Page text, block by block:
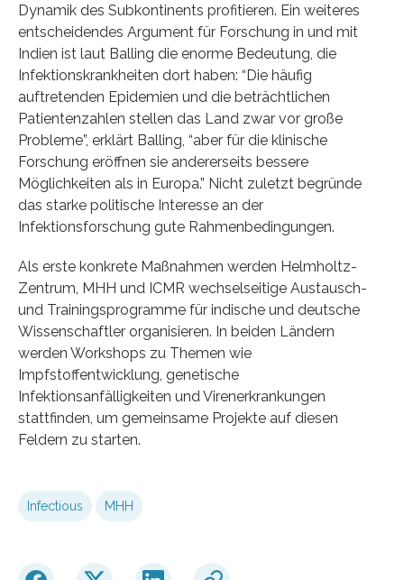
Dynamik des Subkontinents profitieren. Ein weiteres
entscheidendes Argument für Forschung in und mit
Indien ist laut Balling die enorme Bedeutung, die
Infektionskrankheiten dort haben: “Die häufig
auftretenden Epidemien und die beträchtlichen
Patientenzahlen stellen das Land zwar vor große
Probleme”, erklärt Balling, “aber für die klinische
Forschung eröffnen sie andererseits bessere
Möglichkeiten als in Europa.” Nicht zuletzt begründe
das starke politische Interesse an der
Infektionsforschung gute Rahmenbedingungen.
Als erste konkrete Maßnahmen werden Helmholtz-
Zentrum, MHH und ICMR wechselseitige Austausch-
und Trainingsprogramme für indische und deutsche
Wissenschaftler organisieren. In beiden Ländern
werden Workshops zu Themen wie
Impfstoffentwicklung, genetische
Infektionsanfälligkeiten und Virenerkrankungen
stattfinden, um gemeinsame Projekte auf diesen
Feldern zu starten.
Infectious MHH